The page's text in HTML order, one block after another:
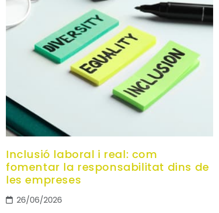
Inclusió laboral i real: com
fomentar la responsabilitat dins de
les empreses
26/06/2026